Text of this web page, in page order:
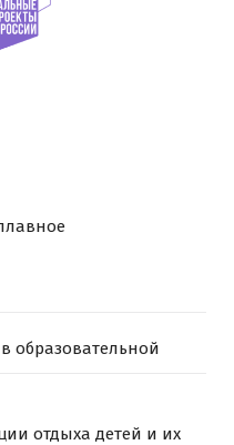
образовательной
отдыха детей и их